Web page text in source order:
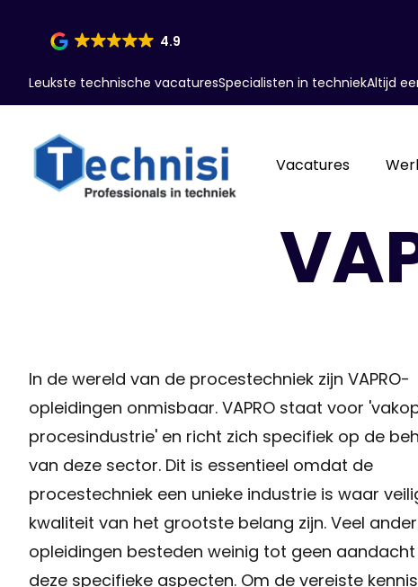
4.9
Leukste technische vacaturesSpecialisten in techniekAltijd
Vacatures
In de wereld van de procestechniek zijn VAPRO-
opleidingen onmisbaar. VAPRO staat voor
procesindustrie' en richt zich specifiek op de
van deze sector. Dit is essentieel omdat de
procestechniek een unieke industrie is waar
kwaliteit van het grootste belang zijn. Veel
opleidingen besteden weinig tot geen
deze specifieke aspecten. Om de vereiste